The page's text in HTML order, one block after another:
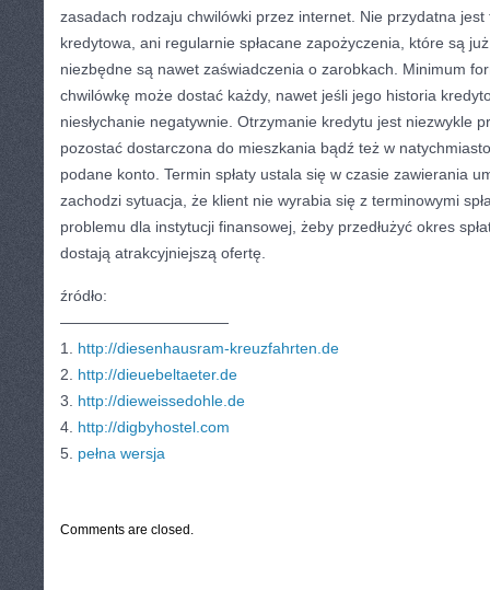
zasadach rodzaju chwilówki przez internet. Nie przydatna jest
kredytowa, ani regularnie spłacane zapożyczenia, które są
niezbędne są nawet zaświadczenia o zarobkach. Minimum
chwilówkę może dostać każdy, nawet jeśli jego historia
niesłychanie negatywnie. Otrzymanie kredytu jest niezwykle
pozostać dostarczona do mieszkania bądź też w
podane konto. Termin spłaty ustala się w czasie zawierania
zachodzi sytuacja, że klient nie wyrabia się z terminowymi
problemu dla instytucji finansowej, żeby przedłużyć okres
dostają atrakcyjniejszą ofertę.
źródło:
———————————
1. http://diesenhausram-kreuzfahrten.de
2. http://dieuebeltaeter.de
3. http://dieweissedohle.de
4. http://digbyhostel.com
5. pełna wersja
Comments are closed.